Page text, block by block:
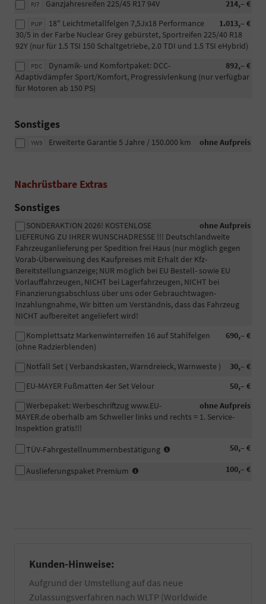
PJ7 214,– €
Ganzjahresreifen 225/45 R17 94V
PUP 1.013,– €
18" Leichtmetallfelgen 7,5Jx18 Performance
30/5 in der Farbe Nuclear Grey gebürstet, Sportreifen 225/40 R18
92Y (nur für 1.5 TSI 150 Schaltgetriebe, 2.0 TDI und 1.5 TSI eHybrid)
PDC 892,– €
Dynamik- und Komfortpaket: DCC-
Adaptivdämpfer Sport/Komfort, Progressivlenkung (nur verfügbar
für Motoren ab 150 PS)
Sonstiges
YW9 ohne Aufpreis
Erweiterte Garantie 5 Jahre / 150.000 km
Nachrüstbare Extras
Sonstiges
ohne Aufpreis
SONDERAKTION 2026! KOSTENLOSE
LIEFERUNG ZU IHRER WUNSCHADRESSE !!! Deutschlandweite
Fahrzeuganlieferung per Spedition frei Haus (nur möglich gegen
Vorab-Überweisung des Kaufpreises mit Erhalt der Kfz-
Bereitstellungsanzeige; NUR möglich bei EU Bestell- sowie EU
Vorlauffahrzeugen, NICHT bei Lagerfahrzeugen, NICHT bei
Finanzierungsabschluss über uns oder Gebrauchtwagen-
Inzahlungnahme, Wir bitten um Verständnis, dass das Fahrzeug
NICHT aufbereitet angeliefert wird!
690,– €
Komplettsatz Markenwinterreifen 16 auf Stahlfelgen
(ohne Radzierblenden)
30,– €
Notfall Set ( Verbandskasten, Warndreieck, Warnweste )
50,– €
EU-MAYER Fußmatten 4er Set Velour
ohne Aufpreis
Werbepaket: Werbeschriftzug www.EU-
MAYER.de oberhalb am Schweller links und rechts = 1. Service-
Inspektion gratis!!!
50,– €
TÜV-Fahrgestellnummernbestätigung
die
Zulassung
100,– €
Auslieferungspaket Premium
Betrieb
zusätzlich
Kunden-Hinweise:
Aufgrund der Umstellung auf das neue
Zulassungsverfahren nach WLTP (Worldwide